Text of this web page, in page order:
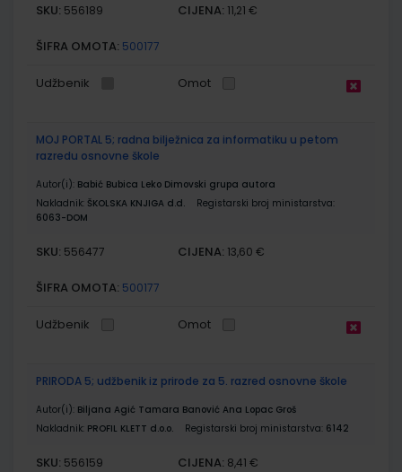
SKU: 556189 CIJENA: 11,21 €
ŠIFRA OMOTA: 500177
Udžbenik Omot
MOJ PORTAL 5; radna bilježnica za informatiku u petom
razredu osnovne škole
Autor(i): Babić Bubica Leko Dimovski grupa autora
Nakladnik: ŠKOLSKA KNJIGA d.d.
Registarski broj ministarstva:
6063-DOM
SKU: 556477 CIJENA: 13,60 €
ŠIFRA OMOTA: 500177
Udžbenik Omot
PRIRODA 5; udžbenik iz prirode za 5. razred osnovne škole
Autor(i): Biljana Agić Tamara Banović Ana Lopac Groš
Nakladnik: PROFIL KLETT d.o.o. Registarski broj ministarstva: 6142
SKU: 556159 CIJENA: 8,41 €